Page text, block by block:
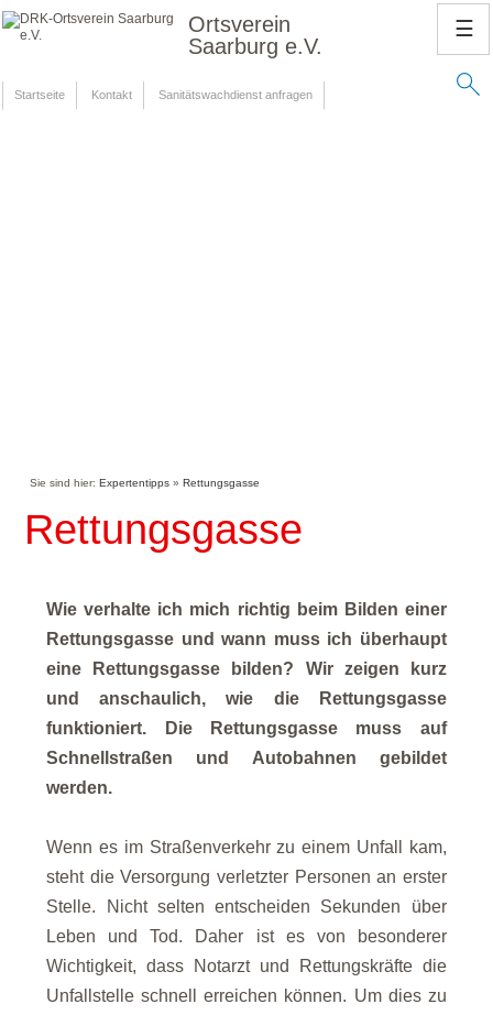
Ortsverein
Saarburg e.V.
Startseite Kontakt Sanitätswachdienst anfragen
☰
Sie sind hier:Expertentipps »Rettungsgasse
Rettungsgasse
Wie verhalte ich mich richtig beim Bilden einer
Rettungsgasse und wann muss ich überhaupt
eine Rettungsgasse bilden? Wir zeigen kurz
und anschaulich, wie die Rettungsgasse
funktioniert. Die Rettungsgasse muss auf
Schnellstraßen und Autobahnen gebildet
werden.
Wenn es im Straßenverkehr zu einem Unfall kam,
steht die Versorgung verletzter Personen an erster
Stelle. Nicht selten entscheiden Sekunden über
Leben und Tod. Daher ist es von besonderer
Wichtigkeit, dass Notarzt und Rettungskräfte die
Unfallstelle schnell erreichen können. Um dies zu